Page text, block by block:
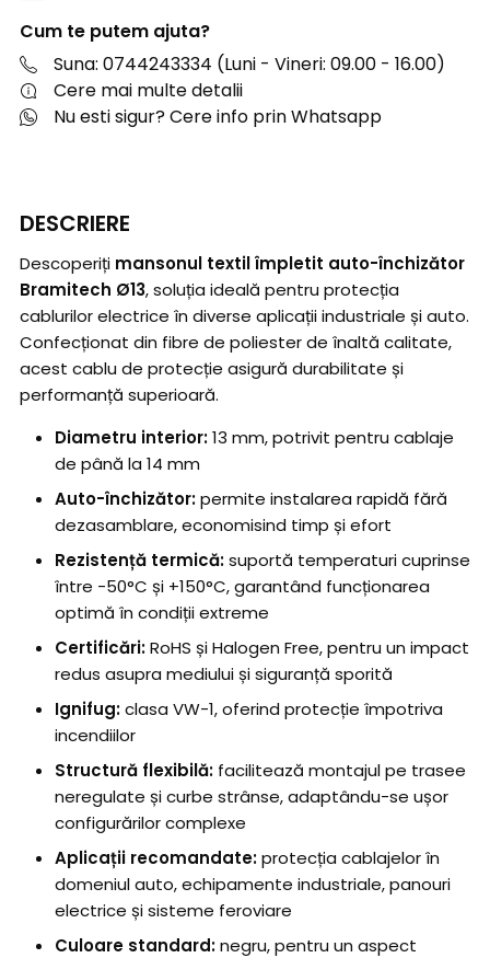
Cum te putem ajuta?
Suna: 0744243334 (Luni - Vineri: 09.00 - 16.00)
Cere mai multe detalii
Nu esti sigur? Cere info prin Whatsapp
DESCRIERE
Descoperiți mansonul textil împletit auto-închizător
Bramitech Ø13, soluția ideală pentru protecția
cablurilor electrice în diverse aplicații industriale și auto.
Confecționat din fibre de poliester de înaltă calitate,
acest cablu de protecție asigură durabilitate și
performanță superioară.
Diametru interior:13 mm, potrivit pentru cablaje
de până la 14 mm
Auto-închizător:permite instalarea rapidă fără
dezasamblare, economisind timp și efort
Rezistență termică:suportă temperaturi cuprinse
între -50°C și +150°C, garantând funcționarea
optimă în condiții extreme
Certificări:RoHS și Halogen Free, pentru un impact
redus asupra mediului și siguranță sporită
Ignifug:clasa VW-1, oferind protecție împotriva
incendiilor
Structură flexibilă: facilitează montajul pe trasee
neregulate și curbe strânse, adaptându-se ușor
configurărilor complexe
Aplicații recomandate:protecția cablajelor în
domeniul auto, echipamente industriale, panouri
electrice și sisteme feroviare
Culoare standard:negru, pentru un aspect